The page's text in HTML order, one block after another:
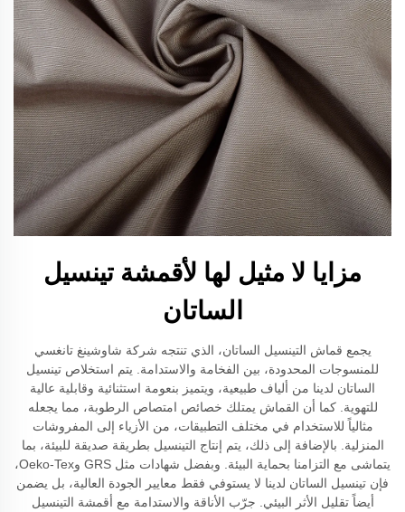
مزايا لا مثيل لها لأقمشة تينسيل
الساتان
يجمع قماش التينسيل الساتان، الذي تنتجه شركة شاوشينغ تانغسي
للمنسوجات المحدودة، بين الفخامة والاستدامة. يتم استخلاص تينسيل
الساتان لدينا من ألياف طبيعية، ويتميز بنعومة استثنائية وقابلية عالية
للتهوية. كما أن القماش يمتلك خصائص امتصاص الرطوبة، مما يجعله
مثالياً للاستخدام في مختلف التطبيقات، من الأزياء إلى المفروشات
المنزلية. بالإضافة إلى ذلك، يتم إنتاج التينسيل بطريقة صديقة للبيئة، بما
يتماشى مع التزامنا بحماية البيئة. وبفضل شهادات مثل GRS وOeko-Tex،
فإن تينسيل الساتان لدينا لا يستوفي فقط معايير الجودة العالية، بل يضمن
أيضاً تقليل الأثر البيئي. جرّب الأناقة والاستدامة مع أقمشة التينسيل